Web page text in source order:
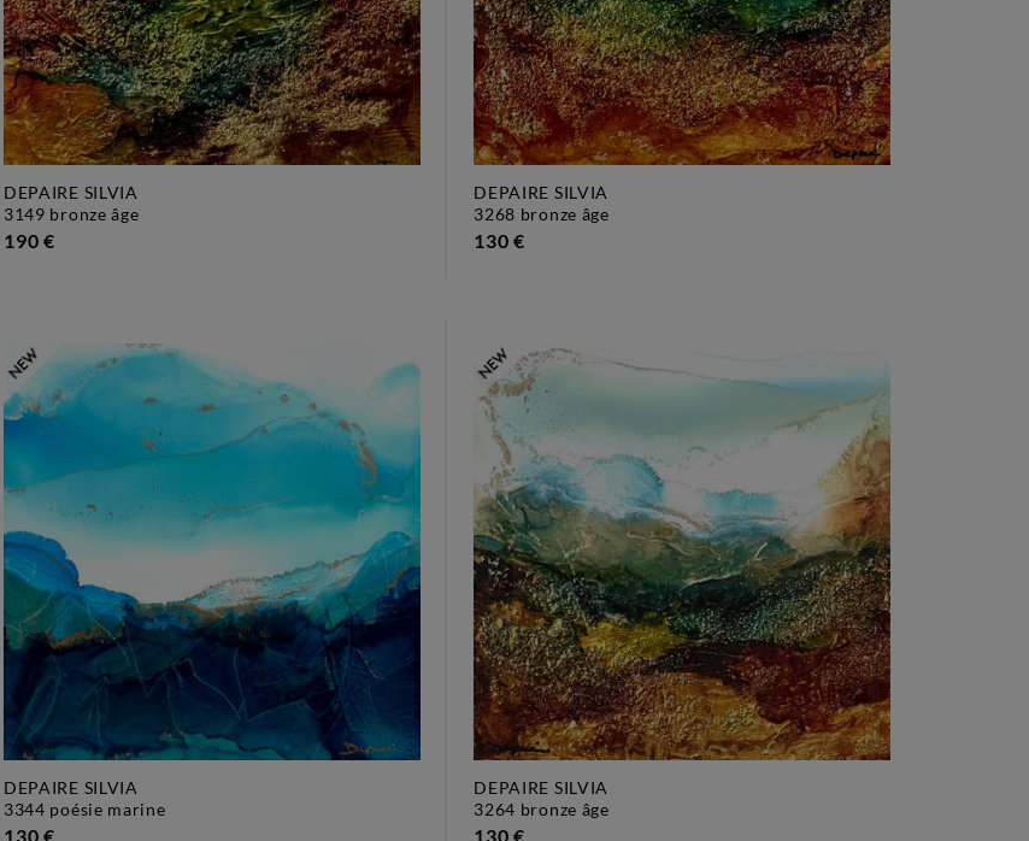
DEPAIRE SILVIA
3149 bronze âge
190 €
DEPAIRE SILVIA
3268 bronze âge
130 €
DEPAIRE SILVIA
3344 poésie marine
130 €
DEPAIRE SILVIA
3264 bronze âge
130 €